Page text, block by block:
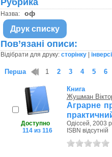
Рубрика
Назва: оф
Друк списку
Пов’язані описи:
Відібрати для друку: сторінку|
Перша 1 2 3 4 5 6
Доступно
114 из 116
Книга
Жушман
Аграрне
Одіссей, 2003
ISBN відсутній